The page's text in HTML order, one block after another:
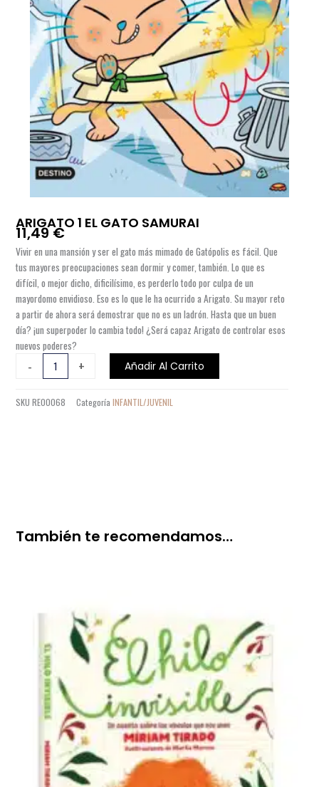
ARIGATO 1 EL GATO SAMURAI
11,49€
Vivir en una mansión y ser el gato más mimado de Gatópolis es fácil. Que
tus mayores preocupaciones sean dormir y comer, también. Lo que es
difícil, o mejor dicho, dificilísimo, es perderlo todo por culpa de un
mayordomo envidioso. Eso es lo que le ha ocurrido a Arigato. Su mayor reto
a partir de ahora será demostrar que no es un ladrón. Hasta que un buen
día? ¡un superpoder lo cambia todo! ¿Será capaz Arigato de controlar esos
nuevos poderes?
-
GATO
+ Añadir Al Carrito
SKURE00068 Categoría INFANTIL/JUVENIL
También te recomendamos…